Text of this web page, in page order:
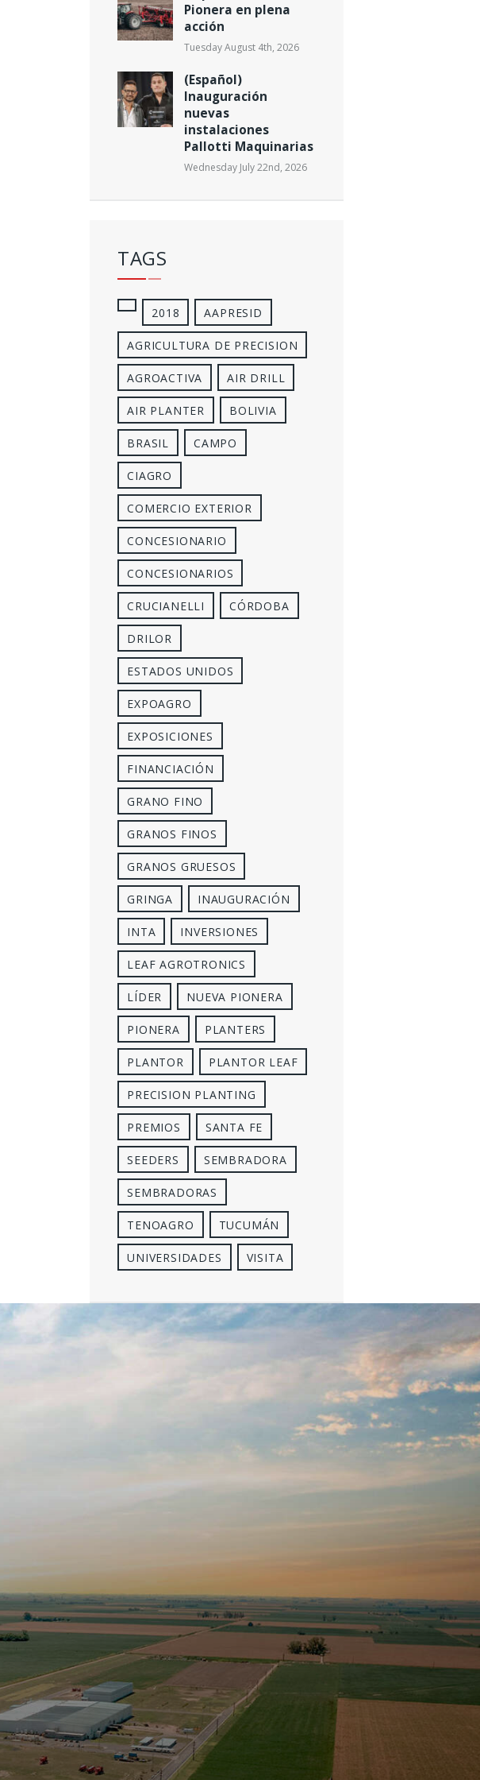
Pionera en plena
acción
Tuesday August 4th, 2026
(Español)
Inauguración
nuevas
instalaciones
Pallotti Maquinarias
Wednesday July 22nd, 2026
TAGS
2018 AAPRESID
AGRICULTURA DE PRECISION
AGROACTIVA AIR DRILL
AIR PLANTER BOLIVIA
BRASIL CAMPO
CIAGRO
COMERCIO EXTERIOR
CONCESIONARIO
CONCESIONARIOS
CRUCIANELLI CÓRDOBA
DRILOR
ESTADOS UNIDOS
EXPOAGRO
EXPOSICIONES
FINANCIACIÓN
GRANO FINO
GRANOS FINOS
GRANOS GRUESOS
GRINGA INAUGURACIÓN
INTA INVERSIONES
LEAF AGROTRONICS
LÍDER NUEVA PIONERA
PIONERA PLANTERS
PLANTOR PLANTOR LEAF
PRECISION PLANTING
PREMIOS SANTA FE
SEEDERS SEMBRADORA
SEMBRADORAS
TENOAGRO TUCUMÁN
UNIVERSIDADES VISITA